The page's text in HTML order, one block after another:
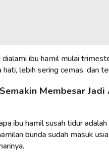
ibu hamil mulai
hati, lebih sering cemas, dan
Membesar
ibu hamil susah tidur
bunda sudah masuk